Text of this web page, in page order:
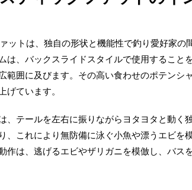
ットは、独自の形状と機能性で釣り愛好家の
は、バックスライドスタイルで使用すること
範囲に及びます。その高い食わせのポテンシ
げています。
、テールを左右に振りながらヨタヨタと動く
、これにより無防備に泳ぐ小魚や漂うエビを
作は、逃げるエビやザリガニを模倣し、バス